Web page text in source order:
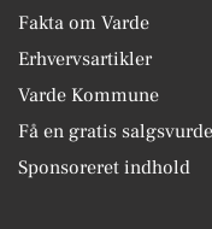
Fakta om Varde
Erhvervsartikler
Varde Kommune
Få en gratis
Sponsoreret indhold